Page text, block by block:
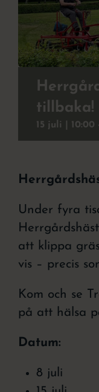
Att uppleva
Kontakt
Event
Om hotellet
tillbaka!
15 juli | 10:00
Under fyra
att klippa
vis – precis
Kom och se
på att hälsa
Datum:
8 juli